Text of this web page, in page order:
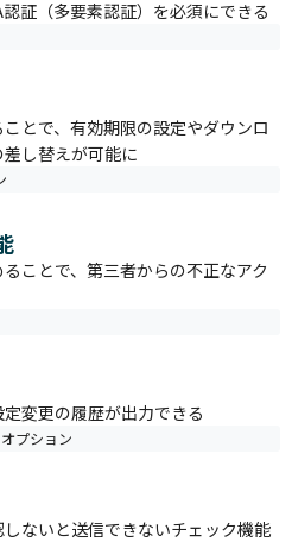
証（多要素認証）を必須にできる
とで、有効期限の設定やダウンロ
し替えが可能に
ことで、第三者からの不正なアク
変更の履歴が出力できる
オプション
ないと送信できないチェック機能